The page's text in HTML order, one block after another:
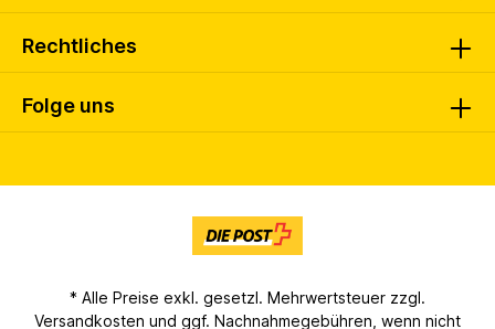
Folge uns
Rechtliches
* Alle Preise exkl. gesetzl. Mehrwertsteuer zzgl.
Versandkosten und ggf. Nachnahmegebühren, wenn nicht